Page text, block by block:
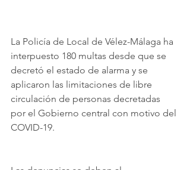
La Policía de Local de Vélez-Málaga ha
interpuesto 180 multas desde que se
decretó el estado de alarma y se
aplicaron las limitaciones de libre
circulación de personas decretadas
por el Gobierno central con motivo del
COVID-19.